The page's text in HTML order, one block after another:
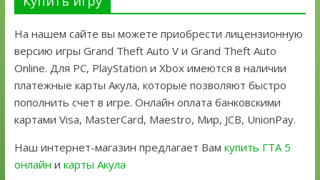
На нашем сайте вы можете приобрести лицензионную
версию игры Grand Theft Auto V и Grand Theft Auto
Online. Для PC, PlayStation и Xbox имеются в наличии
платежные карты Акула, которые позволяют быстро
пополнить счет в игре. Онлайн оплата банковскими
картами Visa, MasterCard, Maestro, Мир, JCB, UnionPay.
Наш интернет-магазин предлагает Вам купить ГТА 5
онлайн и карты Акула